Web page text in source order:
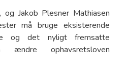
Jakob Plesner Mathiasen
må bruge eksisterende
og det nyligt fremsatte
ophavsretsloven